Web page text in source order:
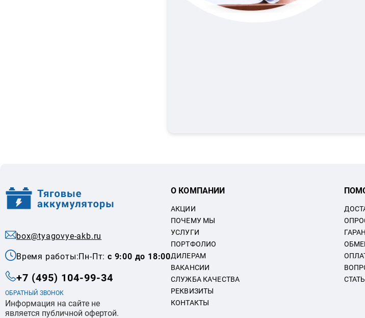
box@tyagovye-akb.ru
Время работы:Пн-Пт:с 9:00 до 18:00
+7 (495) 104-99-34
ОБРАТНЫЙ ЗВОНОК
Информация на сайте не
является публичной офертой.
О КОМПАНИИ
АКЦИИ
ПОЧЕМУ МЫ
УСЛУГИ
ПОРТФОЛИО
ДИЛЕРАМ
ВАКАНСИИ
СЛУЖБА КАЧЕСТВА
РЕКВИЗИТЫ
КОНТАКТЫ